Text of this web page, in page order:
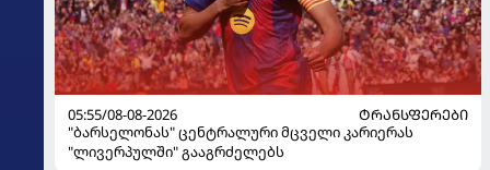
05:55/08-08-2026
ᲢᲠᲐᲜᲡᲤᲔᲠᲔᲑᲘ
"ბარსელონას" ცენტრალური მცველი კარიერას
"ლივერპულში" გააგრძელებს